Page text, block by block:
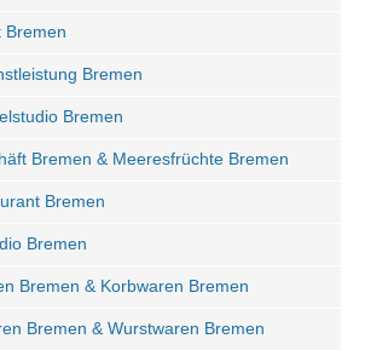
Bremen
Bremen
Bremen
Bremen & Meeresfrüchte Bremen
Bremen
Bremen
Bremen & Korbwaren Bremen
Bremen & Wurstwaren Bremen